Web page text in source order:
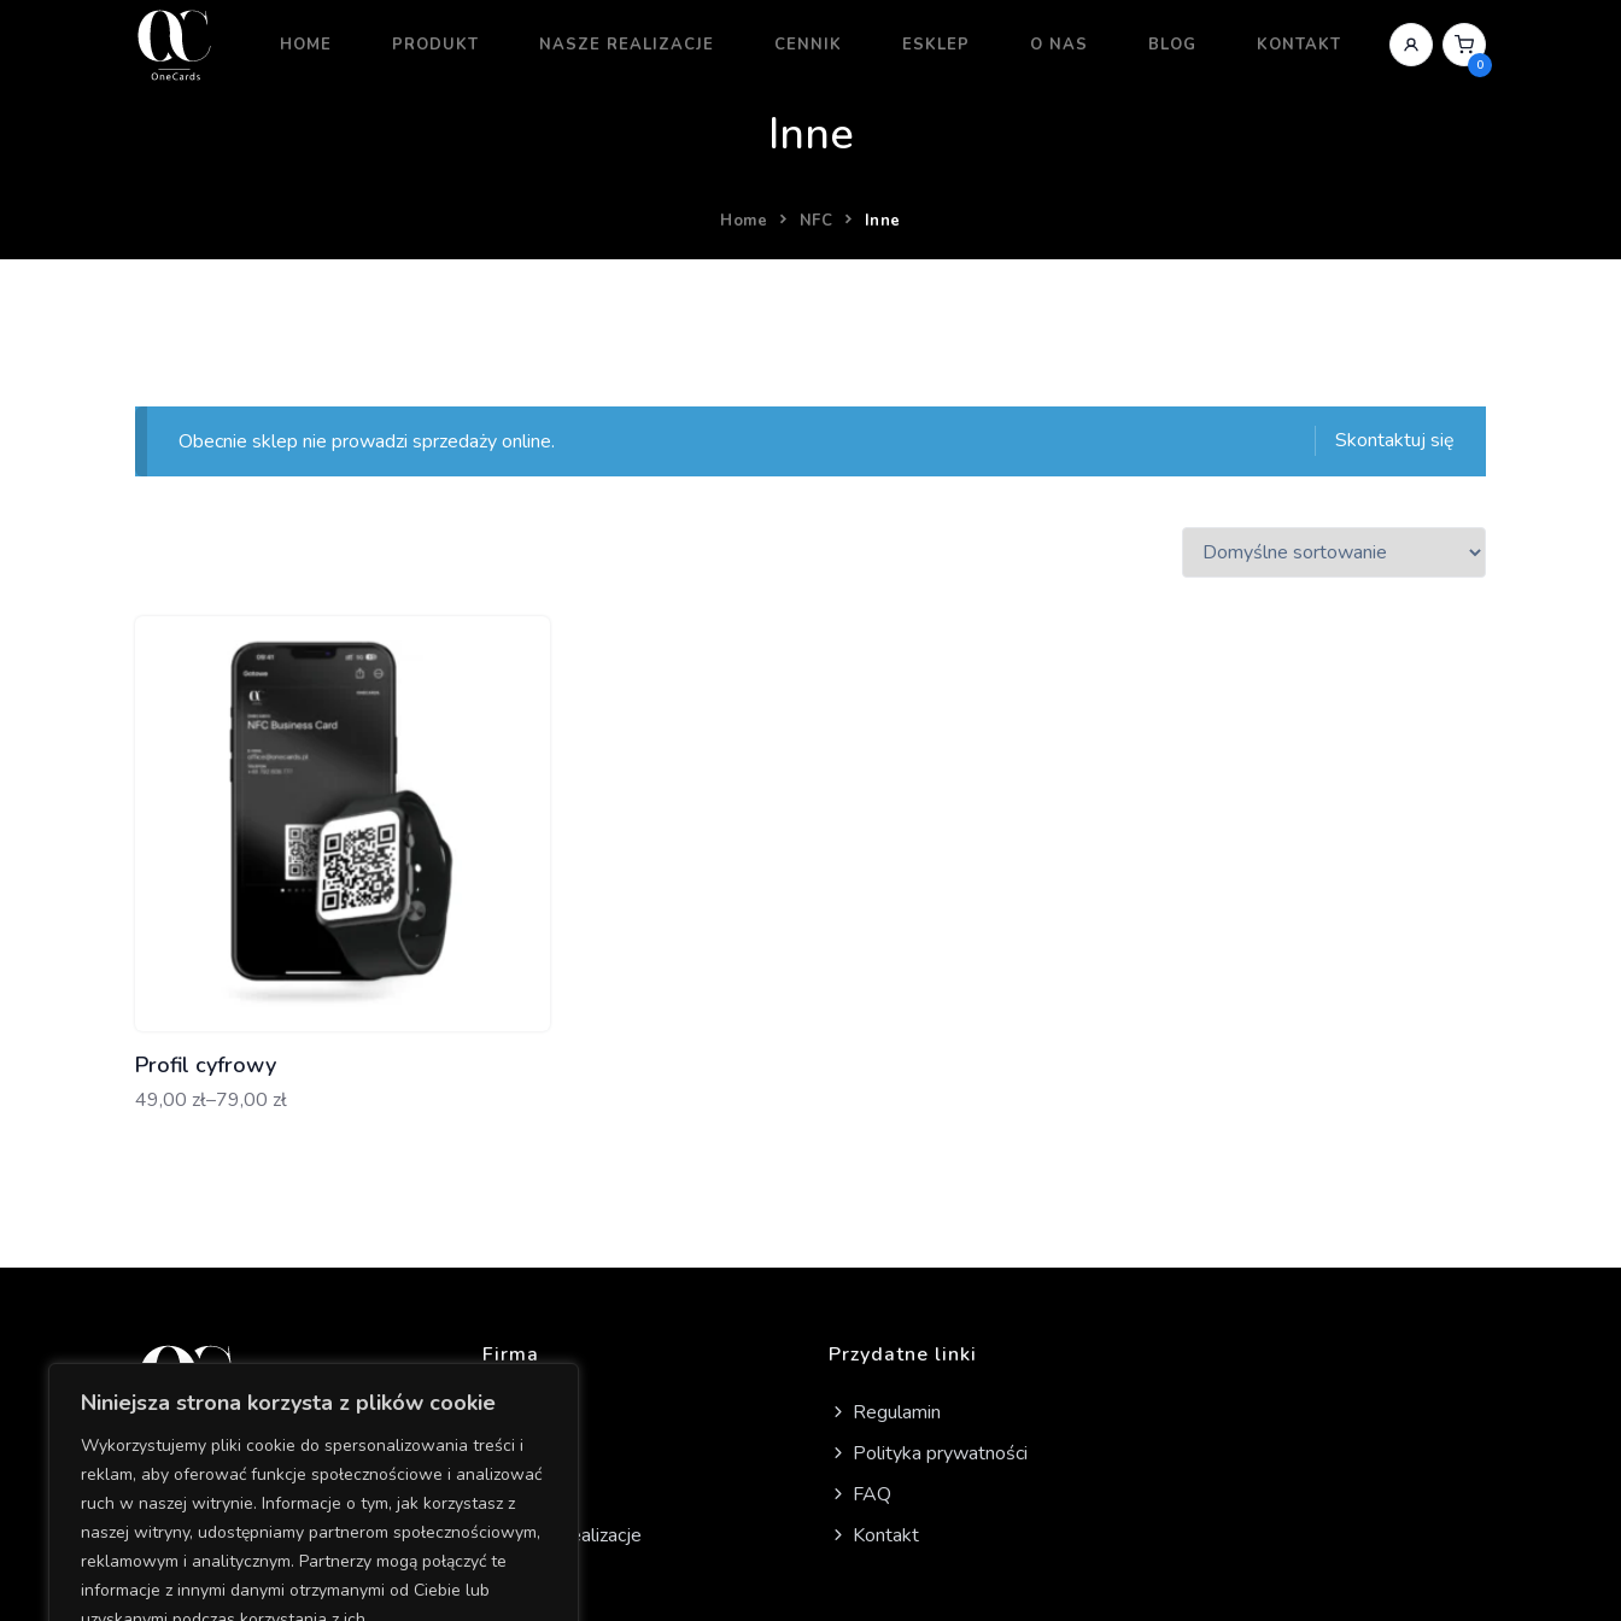
Niniejsza strona korzysta z plików cookie
Wykorzystujemy pliki cookie do spersonalizowania treści i
reklam, aby oferować funkcje społecznościowe i analizować
ruch w naszej witrynie. Informacje o tym, jak korzystasz z
naszej witryny, udostępniamy partnerom społecznościowym,
reklamowym i analitycznym. Partnerzy mogą połączyć te
informacje z innymi danymi otrzymanymi od Ciebie lub
HOME PRODUKT NASZE REALIZACJE CENNIK ESKLEP O NAS BLOG KONTAKT
0
Inne
Home NFC Inne
Skontaktuj się
Obecnie sklep nie prowadzi sprzedaży online.
Profil cyfrowy
49,00 zł–79,00 zł
Z
o
d
4
9
,
0
0
Firma
O nas
Produkt
Nasze realizacje
Przydatne linki
Regulamin
Polityka prywatności
FAQ
Kontakt